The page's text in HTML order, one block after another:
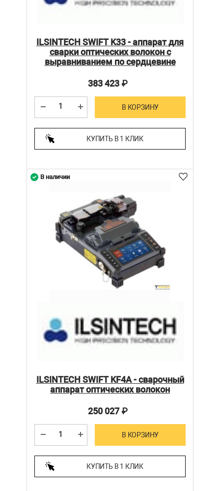
ILSINTECH SWIFT K33 - аппарат для
сварки оптических волокон с
выравниванием по сердцевине
383 423₽
В КОРЗИНУ
КУПИТЬ В 1 КЛИК
ILSINTECH SWIFT KF4A - сварочный
аппарат оптических волокон
250 027₽
В КОРЗИНУ
КУПИТЬ В 1 КЛИК
В наличии